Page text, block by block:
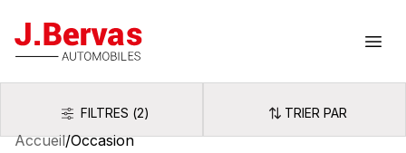
J.Bervas
FiltresFILTRES (2) Trier par
TRIER PAR
Accueil/Occasion